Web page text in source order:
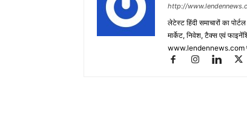
http://
लेटेस्ट हिंदी समाचारों का
मार्केट, निवेश, टैक्स एवं
www.lendennews.com